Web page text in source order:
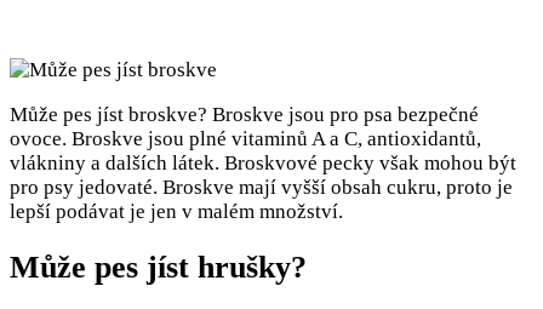
Může pes jíst broskve? Broskve jsou pro psa bezpečné
ovoce. Broskve jsou plné vitaminů A a C, antioxidantů,
vlákniny a dalších látek. Broskvové pecky však mohou být
pro psy jedovaté. Broskve mají vyšší obsah cukru, proto je
lepší podávat je jen v malém množství.
Může pes jíst hrušky?